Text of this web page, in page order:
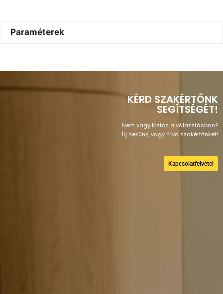
Paraméterek
KÉRD SZAKÉRTŐNK
SEGÍTSÉGÉT!
Nem vagy biztos a választásban?
Írj nekünk, vagy hívd szakértőnket!
Kapcsolatfelvétel